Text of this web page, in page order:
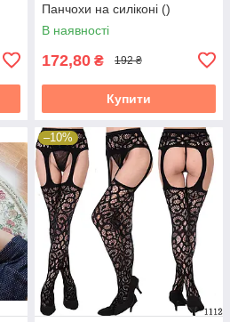
Панчохи на силіконі ()
В наявності
172,80 ₴ 192 ₴
Купити
–10%